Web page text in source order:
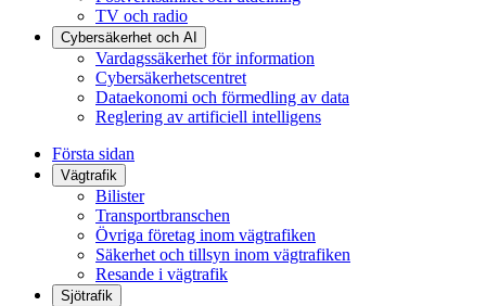
TV och radio
Cybersäkerhet och AI
Vardagssäkerhet för information
Cybersäkerhetscentret
Dataekonomi och förmedling av data
Reglering av artificiell intelligens
Första sidan
Vägtrafik
Bilister
Transportbranschen
Övriga företag inom vägtrafiken
Säkerhet och tillsyn inom vägtrafiken
Resande i vägtrafik
Sjötrafik